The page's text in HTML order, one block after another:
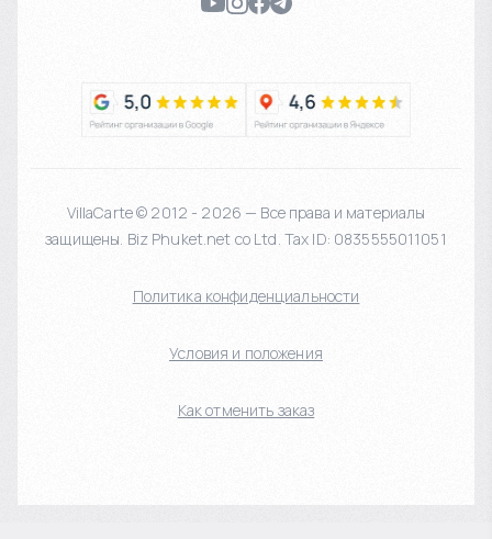
VillaCarte © 2012 - 2026 — Все права и материалы
защищены. Biz Phuket.net co Ltd. Tax ID: 0835555011051
Политика конфиденциальности
Условия и положения
Как отменить заказ